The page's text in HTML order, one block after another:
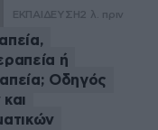
ΕΚΠΑΙΔΕΥΣΗ2 λ. πριν
ή
Οδηγός